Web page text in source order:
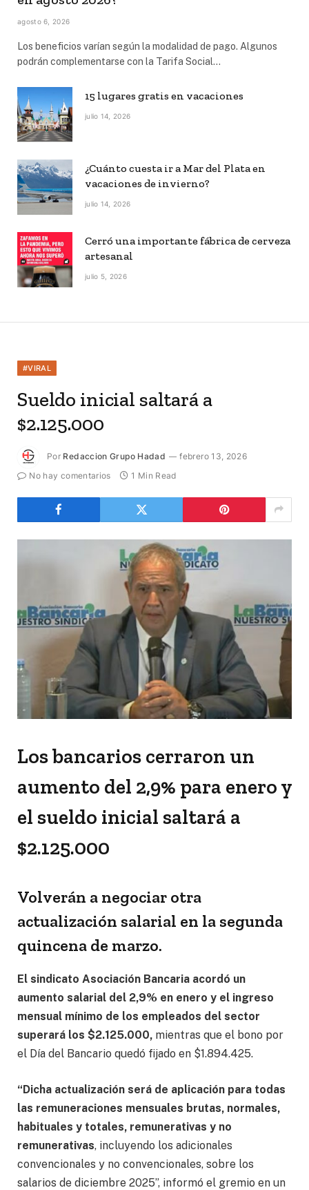
agosto 6, 2026
Los beneficios varían según la modalidad de pago. Algunos
podrán complementarse con la Tarifa Social…
15 lugares gratis en vacaciones
julio 14, 2026
¿Cuánto cuesta ir a Mar del Plata en
vacaciones de invierno?
julio 14, 2026
Cerró una importante fábrica de cerveza
artesanal
julio 5, 2026
#VIRAL
Sueldo inicial saltará a
$2.125.000
Por Redaccion Grupo Hadad
febrero 13, 2026
No hay comentarios
1 Min Read
Los bancarios cerraron un
aumento del 2,9% para enero y
el sueldo inicial saltará a
$2.125.000
Volverán a negociar otra
actualización salarial en la segunda
quincena de marzo.
El sindicato Asociación Bancaria acordó un
aumento salarial del 2,9% en enero y el ingreso
mensual mínimo de los empleados del sector
superará los $2.125.000, mientras que el bono por
el Día del Bancario quedó fijado en $1.894.425.
“Dicha actualización será de aplicación para todas
las remuneraciones mensuales brutas, normales,
habituales y totales, remunerativas y no
remunerativas, incluyendo los adicionales
convencionales y no convencionales, sobre los
salarios de diciembre 2025”, informó el gremio en un